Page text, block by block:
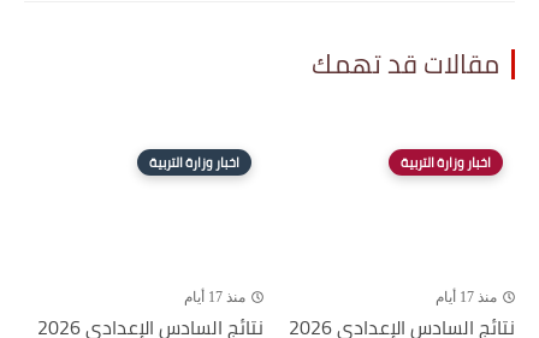
مقالات قد تهمك
اخبار وزارة التربية
منذ 17 أيام
نتائج السادس الإعدادي 2026
اخبار وزارة التربية
منذ 17 أيام
نتائج السادس الإعدادي 2026